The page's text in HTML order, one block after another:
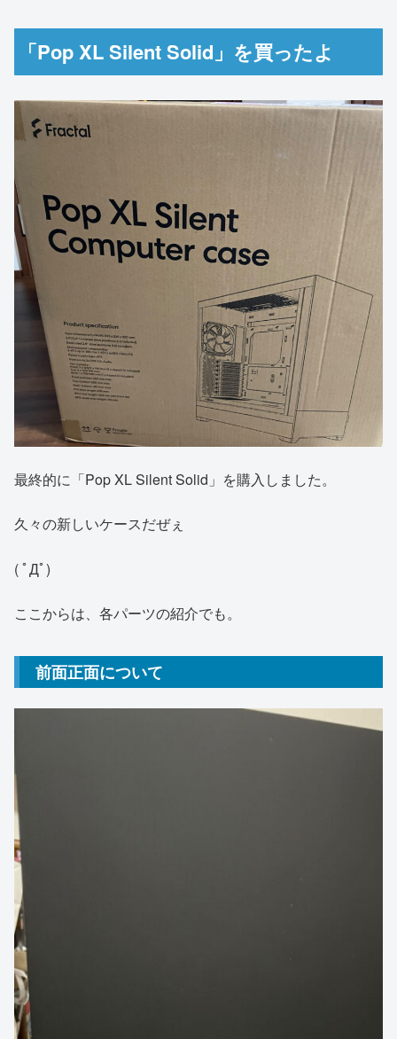
「Pop XL Silent Solid」を買ったよ
最終的に「Pop XL Silent Solid」を購入しました。
久々の新しいケースだぜぇ
( ﾟДﾟ)
ここからは、各パーツの紹介でも。
前面正面について